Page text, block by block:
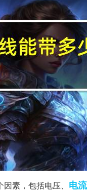
素，包括电压、 电流